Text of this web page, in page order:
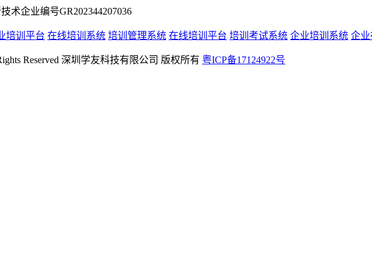
术企业编号GR202344207036
培训平台 在线培训系统 培训管理系统 在线培训平台 培训考试系统 企业培训系统 企业
Reserved 深圳学友科技有限公司 版权所有 粤ICP备17124922号